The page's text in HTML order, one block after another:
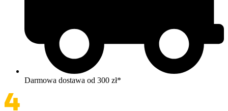
Darmowa dostawa od 300 zł*